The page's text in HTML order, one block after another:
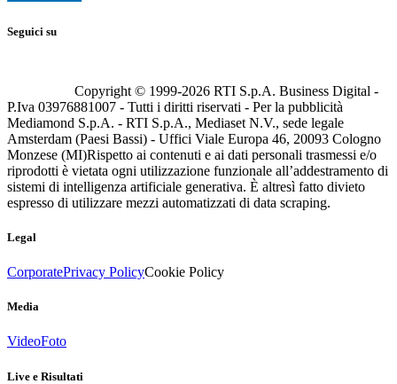
Seguici su
Copyright © 1999-2026 RTI S.p.A. Business Digital -
P.Iva 03976881007 - Tutti i diritti riservati - Per la pubblicità
Mediamond S.p.A. - RTI S.p.A., Mediaset N.V., sede legale
Amsterdam (Paesi Bassi) - Uffici Viale Europa 46, 20093 Cologno
Monzese (MI)Rispetto ai contenuti e ai dati personali trasmessi e/o
riprodotti è vietata ogni utilizzazione funzionale all’addestramento di
sistemi di intelligenza artificiale generativa. È altresì fatto divieto
espresso di utilizzare mezzi automatizzati di data scraping.
Legal
CorporatePrivacy PolicyCookie Policy
Media
VideoFoto
Live e Risultati